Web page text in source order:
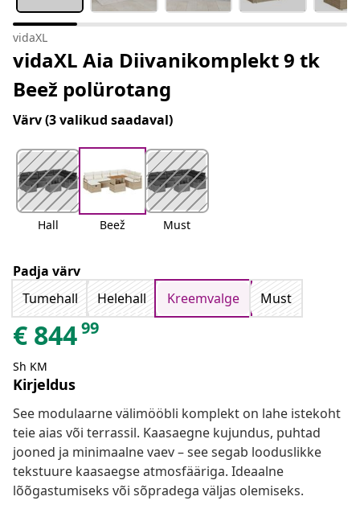
vidaXL
vidaXL Aia Diivanikomplekt 9 tk
Beež polürotang
Värv(3 valikud saadaval)
Hall Beež Must
Padja värv
Tumehall
Helehall Kreemvalge Must
€ 84499
Sh KM
Kirjeldus
See modulaarne välimööbli komplekt on lahe istekoht
teie aias või terrassil. Kaasaegne kujundus, puhtad
jooned ja minimaalne vaev – see segab looduslikke
tekstuure kaasaegse atmosfääriga. Ideaalne
lõõgastumiseks või sõpradega väljas olemiseks.